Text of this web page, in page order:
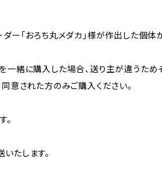
ー「おろち丸メダカ」様が作出した個体
一緒に購入した場合、送り主が違うた
意された方のみご購入ください。
。
たします。